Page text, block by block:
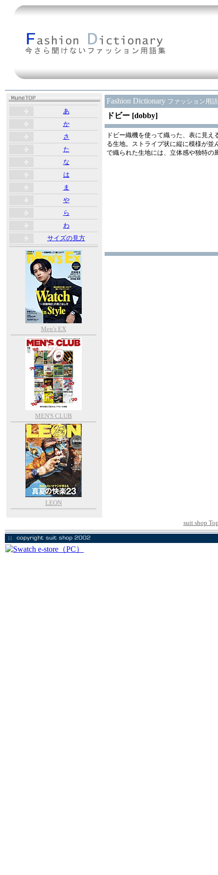
あ
か
さ
た
な
は
ま
や
ら
わ
サイズの見方
Men's EX
MEN'S CLUB
LEON
Fashion Dictionary ファッション用
ドビー [dobby]
ドビー織機を使って織った、表に見え
る生地。ストライプ状に縦に模様が並
で織られた生地には、立体感や独特の
suit shop